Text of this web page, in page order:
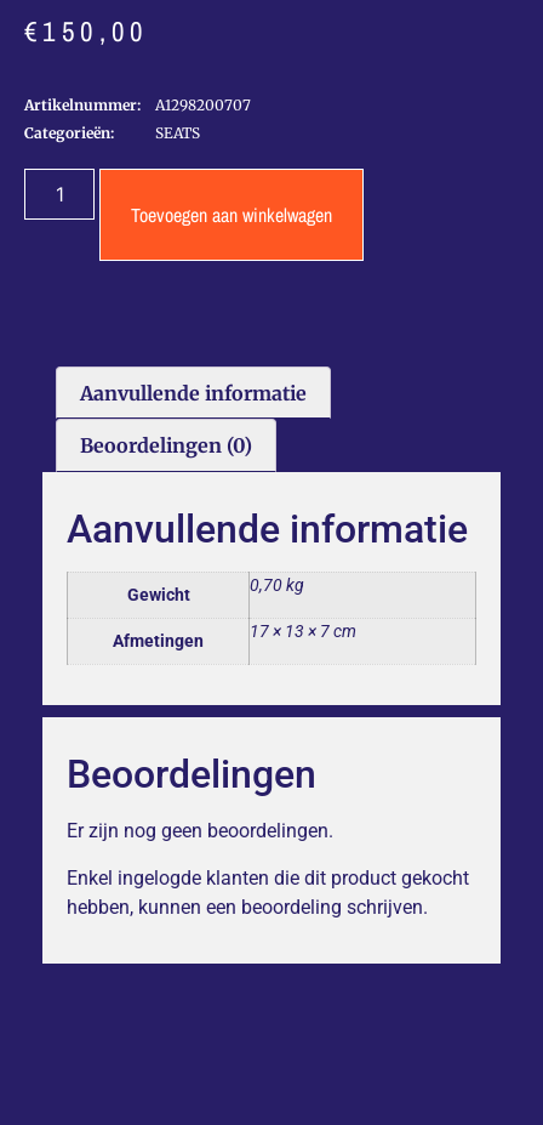
€150,00
Artikelnummer:
A1298200707
Categorieën:
SEATS
Toevoegen aan winkelwagen
Aanvullende informatie
Beoordelingen (0)
Aanvullende informatie
Gewicht 0,70 kg
Afmetingen 17 × 13 × 7 cm
Beoordelingen
Er zijn nog geen beoordelingen.
Enkel ingelogde klanten die dit product gekocht
hebben, kunnen een beoordeling schrijven.